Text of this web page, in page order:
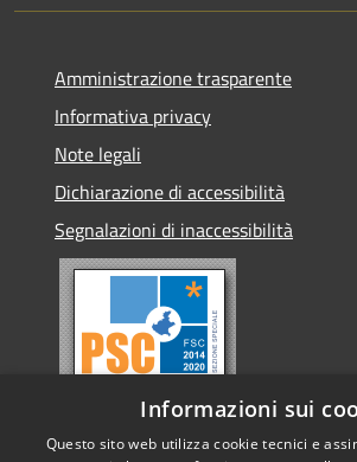
Amministrazione trasparente
Informativa privacy
Note legali
Dichiarazione di accessibilità
Segnalazioni di inaccessibilità
Informazioni sui
Questo sito web utilizza cookie tecnici e